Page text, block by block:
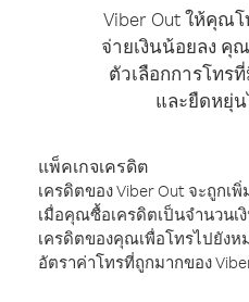
Viber Out ให้คุณ
จ่ายเงินน้อยลง คุ
ตัวเลือกการโทร
และยืดหยุ่น
แพ็คเกจเครดิต
เครดิตของ Viber Out จะถูกเ
เมื่อคุณซื้อเครดิตเป็นจำนวนเ
เครดิตของคุณเพื่อโทรไปยังห
อัตราค่าโทรที่ถูกมากของ